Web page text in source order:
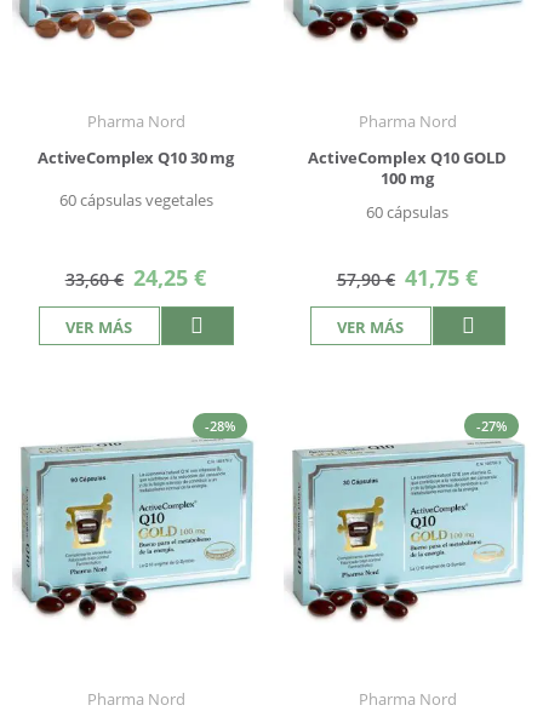
Pharma Nord
ActiveComplex Q10 30 mg
60 cápsulas vegetales
33,60 € Precio
especial
24,25 €
VER MÁS
Pharma Nord
ActiveComplex Q10 GOLD
100 mg
60 cápsulas
57,90 € Precio
especial
41,75 €
VER MÁS
-28%
Pharma Nord
-27%
Pharma Nord